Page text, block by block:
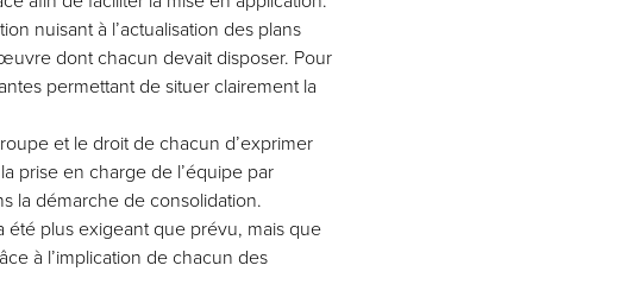
nuisant à l’actualisation des plans
dont chacun devait disposer. Pour
permettant de situer clairement la
et le droit de chacun d’exprimer
prise en charge de l’équipe par
la démarche de consolidation.
été plus exigeant que prévu, mais que
à l’implication de chacun des